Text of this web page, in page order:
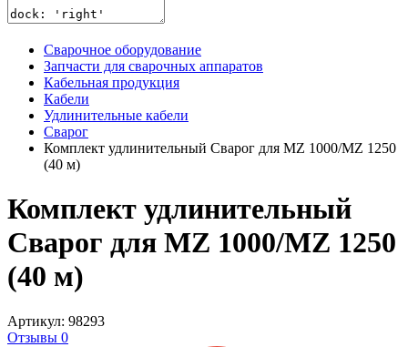
Сварочное оборудование
Запчасти для сварочных аппаратов
Кабельная продукция
Кабели
Удлинительные кабели
Сварог
Комплект удлинительный Сварог для MZ 1000/MZ 1250
(40 м)
Комплект удлинительный
Сварог для MZ 1000/MZ 1250
(40 м)
Артикул: 98293
Отзывы 0